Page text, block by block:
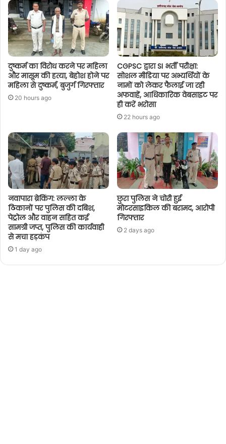
दुष्कर्म का विरोध करने पर महिला
और मासूम की हत्या, बेहोश होने पर
महिला से दुष्कर्म, बुजुर्ग गिरफ्तार
20 hours ago
CGPSC द्वारा SI भर्ती परीक्षा:
सोशल मीडिया पर अभ्यर्थियों के
नामों को लेकर फैलाई जा रही
अफवाहें, आधिकारिक वेबसाइट पर
ही करें भरोसा
22 hours ago
नवापारा ब्रेकिंग: लल्ला के
ठिकानों पर पुलिस की दबिश,
पेट्रोल और वाहन सहित कई
सामग्री जप्त, पुलिस की कार्यवाही
से मचा हड़कंप
1 day ago
छुरा पुलिस ने चोरी हुई
मोटरसाइकिल की बरामद, आरोपी
गिरफ्तार
2 days ago